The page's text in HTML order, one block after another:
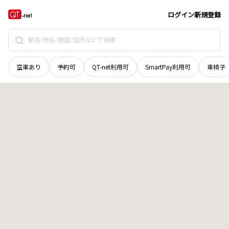
ログイン新規登録
空車あり 予約可 QT-net利用可 SmartPay利用可 車椅子
山口県